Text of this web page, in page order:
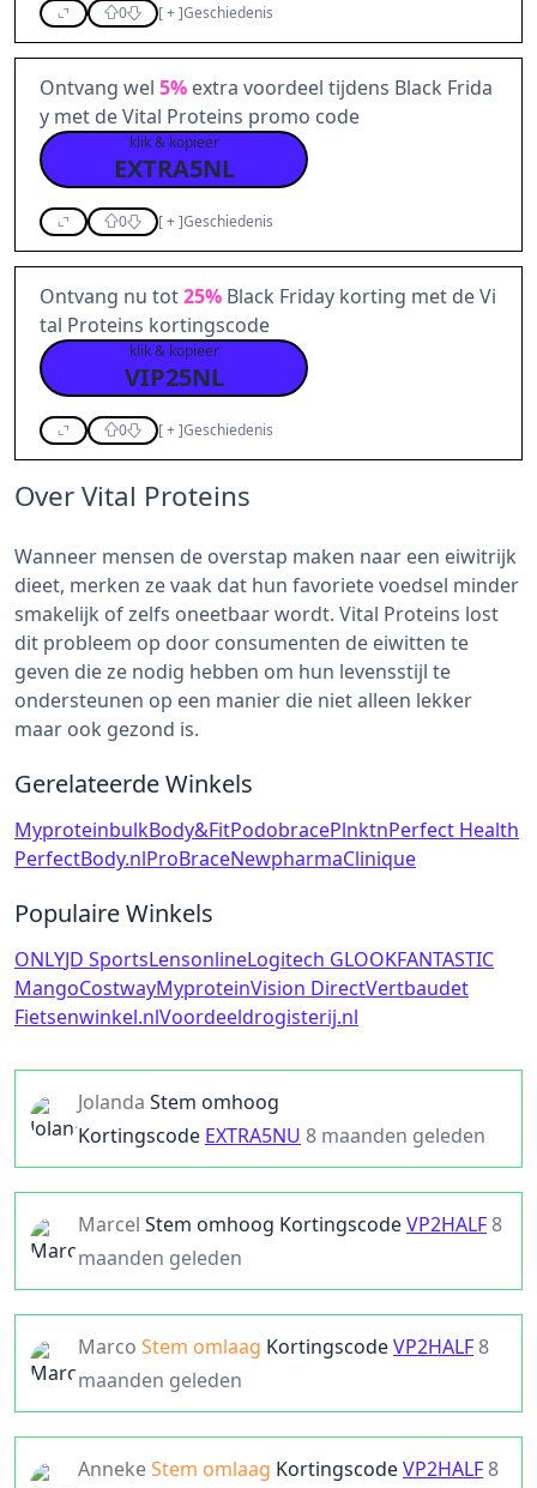
0 [+]Geschiedenis
Ontvang wel 5% extra voordeel tijdens Black Frida
y met de Vital Proteins promo code
klik & kopieer
EXTRA5NL
0 [+]Geschiedenis
Ontvang nu tot25% Black Friday korting met de Vi
tal Proteins kortingscode
klik & kopieer
VIP25NL
0 [+]Geschiedenis
Over Vital Proteins
Wanneer mensen de overstap maken naar een eiwitrijk
dieet, merken ze vaak dat hun favoriete voedsel minder
smakelijk of zelfs oneetbaar wordt. Vital Proteins lost
dit probleem op door consumenten de eiwitten te
geven die ze nodig hebben om hun levensstijl te
ondersteunen op een manier die niet alleen lekker
maar ook gezond is.
Gerelateerde Winkels
MyproteinbulkBody&FitPodobracePlnktnPerfect Health
PerfectBody.nlProBraceNewpharmaClinique
Populaire Winkels
ONLYJD SportsLensonlineLogitech GLOOKFANTASTIC
MangoCostwayMyproteinVision DirectVertbaudet
Fietsenwinkel.nlVoordeeldrogisterij.nl
Jolanda Stem omhoog
Kortingscode EXTRA5NU 8 maanden geleden
Marcel Stem omhoog KortingscodeVP2HALF8
maanden geleden
Marco Stem omlaag KortingscodeVP2HALF8
maanden geleden
AnnekeStem omlaag KortingscodeVP2HALF8